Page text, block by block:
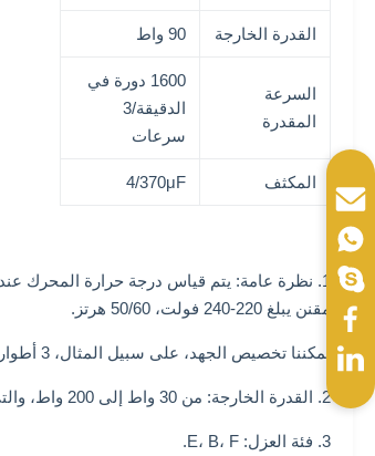
القدرة الخارجة 90 واط
السرعة
المقدرة
1600 دورة في
الدقيقة/3
سرعات
المكثف 4/370μF
مقنن يبلغ 220-240 فولت، 50/60 هرتز.
يمكننا تخصيص الجهد، على سبيل المثال، 3 أطوار، 230 فولت/400 فولت.
2. القدرة الخارجة: من 30 واط إلى 200 واط، والتي يمكن تعديلها وفقًا لطول المكدس.
3. فئة العزل: E، B، F.